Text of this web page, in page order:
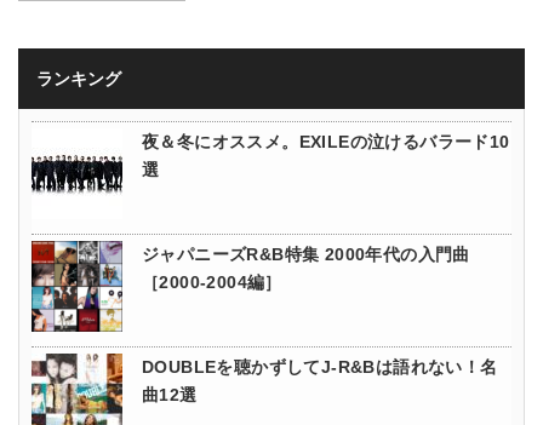
ランキング
夜＆冬にオススメ。EXILEの泣けるバラード10
選
ジャパニーズR&B特集 2000年代の入門曲
［2000-2004編］
DOUBLEを聴かずしてJ-R&Bは語れない！名
曲12選